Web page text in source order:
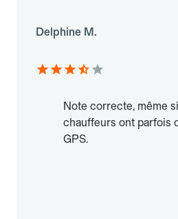
Delphine M.
Note correcte, même
chauffeurs ont parfois
GPS.